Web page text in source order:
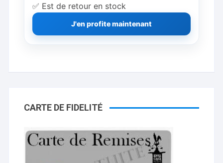
✅ Est de retour en stock
J'en profite maintenant
CARTE DE FIDELITÉ